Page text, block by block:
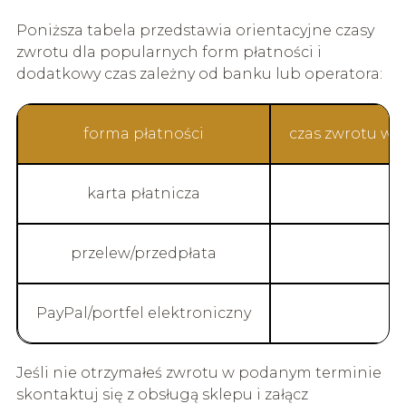
Poniższa tabela przedstawia orientacyjne czasy
zwrotu dla popularnych form płatności i
dodatkowy czas zależny od banku lub operatora:
forma płatności czas zwrotu
karta płatnicza
przelew/przedpłata
PayPal/portfel elektroniczny
Jeśli nie otrzymałeś zwrotu w podanym terminie
skontaktuj się z obsługą sklepu i załącz